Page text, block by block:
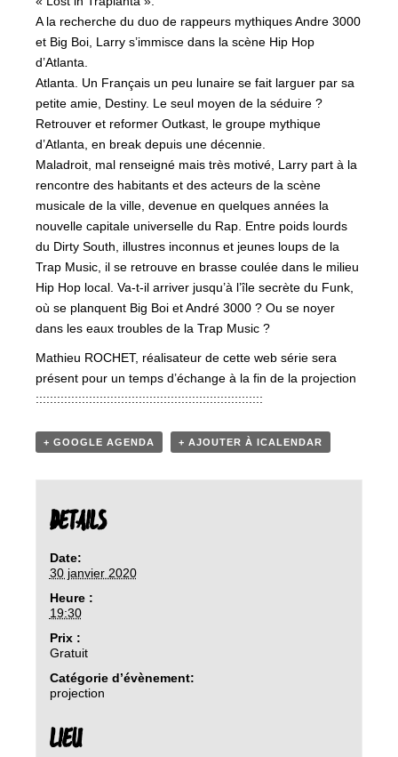
A la recherche du duo de rappeurs mythiques Andre 3000
et Big Boi, Larry s’immisce dans la scène Hip Hop
d’Atlanta.
Atlanta. Un Français un peu lunaire se fait larguer par sa
petite amie, Destiny. Le seul moyen de la séduire ?
Retrouver et reformer Outkast, le groupe mythique
d’Atlanta, en break depuis une décennie.
Maladroit, mal renseigné mais très motivé, Larry part à la
rencontre des habitants et des acteurs de la scène
musicale de la ville, devenue en quelques années la
nouvelle capitale universelle du Rap. Entre poids lourds
du Dirty South, illustres inconnus et jeunes loups de la
Trap Music, il se retrouve en brasse coulée dans le milieu
Hip Hop local. Va-t-il arriver jusqu’à l’île secrète du Funk,
où se planquent Big Boi et André 3000 ? Ou se noyer
dans les eaux troubles de la Trap Music ?
Mathieu ROCHET, réalisateur de cette web série sera
présent pour un temps d’échange à la fin de la projection
::::::::::::::::::::::::::::::::::::::::::::::::::::::::::::::::
+ GOOGLE AGENDA + AJOUTER À ICALENDAR
DETAILS
Date:
30 janvier 2020
Heure :
19:30
Prix :
Gratuit
Catégorie d’évènement:
projection
LIEU